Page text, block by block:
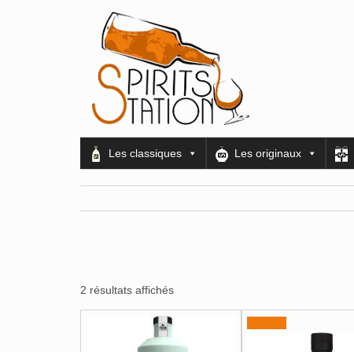
Les classiques Les originaux
2 résultats affichés